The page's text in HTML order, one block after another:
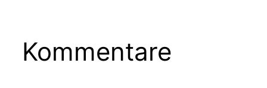
Kommentare